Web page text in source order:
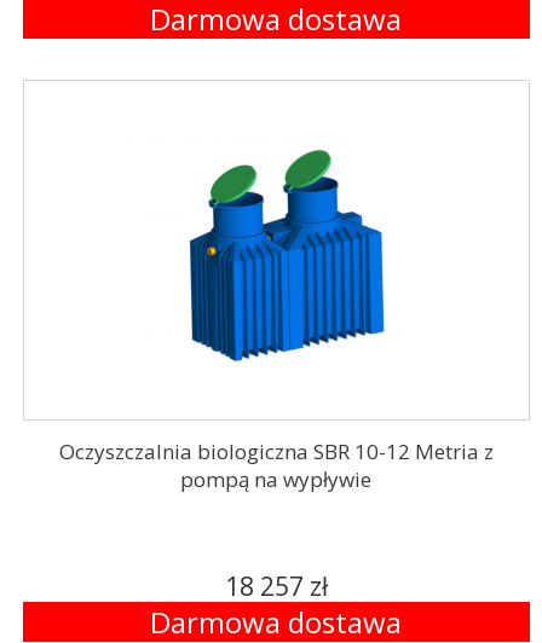
Darmowa dostawa
Oczyszczalnia biologiczna SBR 10-12 Metria z
pompą na wypływie
18 257 zł
Darmowa dostawa